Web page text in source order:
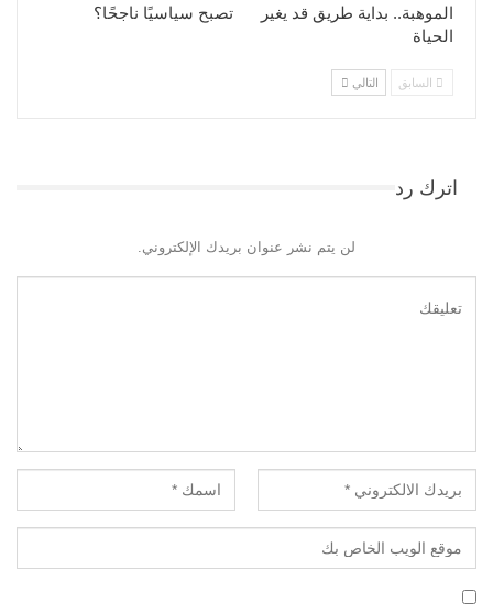
تصبح سياسيًا ناجحًا؟
الموهبة.. بداية طريق قد يغير
الحياة
السابق التالي
اترك رد
لن يتم نشر عنوان بريدك الإلكتروني.